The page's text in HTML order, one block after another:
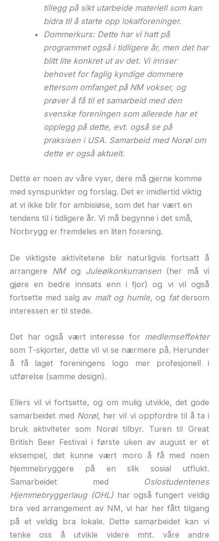
tillegg på sikt utarbeide materiell som kan
bidra til å starte opp lokalforeninger.
Dommerkurs: Dette har vi hatt på
programmet også i tidligere år, men det har
blitt lite konkret ut av det. Vi innser
behovet for faglig kyndige dommere
ettersom omfanget på NM vokser, og
prøver å få til et samarbeid med den
svenske foreningen som allerede har et
opplegg på dette, evt. også se på
praksisen i USA. Samarbeid med Norøl om
dette er også aktuelt.
Dette er noen av våre vyer, dere må gjerne komme
med synspunkter og forslag. Det er imidlertid viktig
at vi ikke blir for ambisiøse, som det har vært en
tendens til i tidligere år. Vi må begynne i det små,
Norbrygg er fremdeles en liten forening.
De viktigste aktivitetene blir naturligvis fortsatt å
arrangere NMog Juleølkonkurransen (her må vi
gjøre en bedre innsats enn i fjor) og vi vil også
fortsette med salg av malt og humle, og fatdersom
interessen er til stede.
Det har også vært interesse for medlemseffekter
som T-skjorter, dette vil vi se nærmere på. Herunder
å få laget foreningens logo mer profesjonell i
utførelse (samme design).
Ellers vil vi fortsette, og om mulig utvikle, det gode
samarbeidet med Norøl, her vil vi oppfordre til å ta i
bruk aktiviteter som Norøl tilbyr. Turen til Great
British Beer Festival i første uken av august er et
eksempel, det kunne vært moro å få med noen
hjemmebryggere på en slik sosial utflukt.
Samarbeidet med Oslostudentenes
Hjemmebryggerlaug (OHL)har også fungert veldig
bra ved arrangement av NM, vi har her fått tilgang
på et veldig bra lokale. Dette samarbeidet kan vi
tenke oss å utvikle videre mht. våre andre